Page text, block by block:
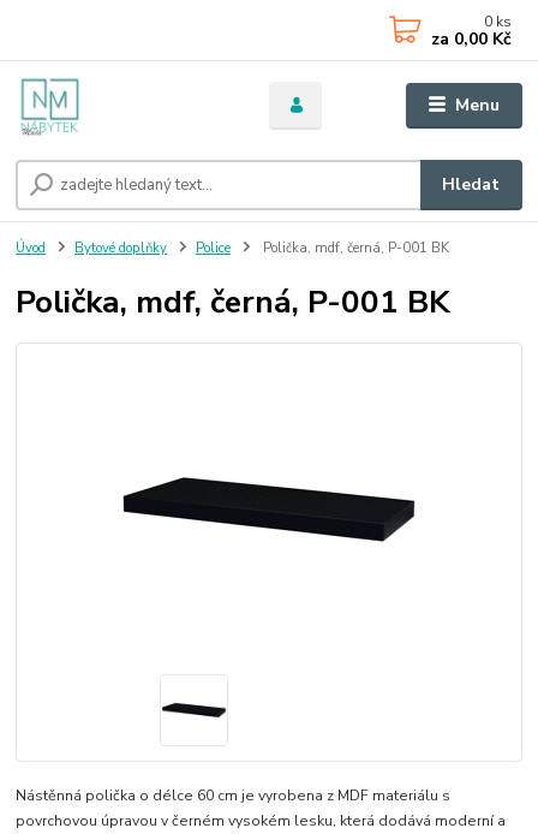
Menu
Hledat
0 ks
za 0,00 Kč
Úvod Bytové doplňky Police Polička, mdf, černá, P-001 BK
Polička, mdf, černá, P-001 BK
Nástěnná polička o délce 60 cm je vyrobena z MDF materiálu s
povrchovou úpravou v černém vysokém lesku, která dodává moderní a